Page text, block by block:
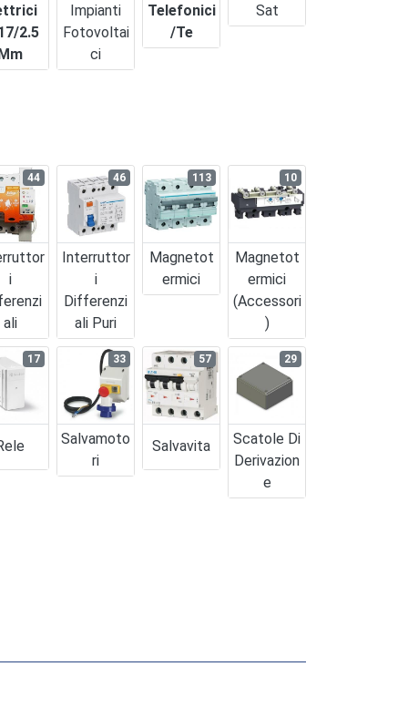
2.5
Impianti
Fotovoltai
Ci
Telefonici
/te
Sat
I
Ali
44
Interruttor
I
Differenzi
Ali Puri
46
Magnetot
Ermici
113
Magnetot
Ermici
(accessori
)
10
17
Salvamoto
Ri
33
Salvavita
57
Scatole Di
Derivazion
E
29